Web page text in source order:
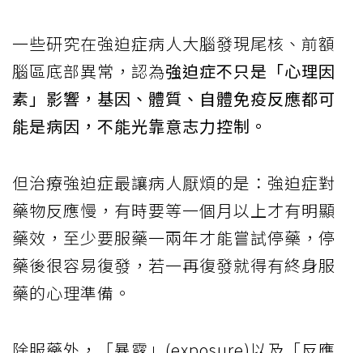
一些研究在強迫症病人大腦發現尾核、前額
腦區底部異常，認為強迫症不只是「心理因
素」影響，基因、體質、自體免疫反應都可
能是病因，不能光靠意志力控制。
但治療強迫症最讓病人厭煩的是：強迫症對
藥物反應慢，有時要等一個月以上才有明顯
藥效，至少要服藥一兩年才能嘗試停藥，停
藥後很容易復發，若一再復發就得有終身服
藥的心理準備。